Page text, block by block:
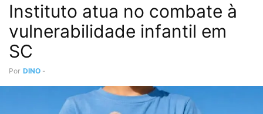
Instituto atua no combate à
vulnerabilidade infantil em
SC
Por DINO -